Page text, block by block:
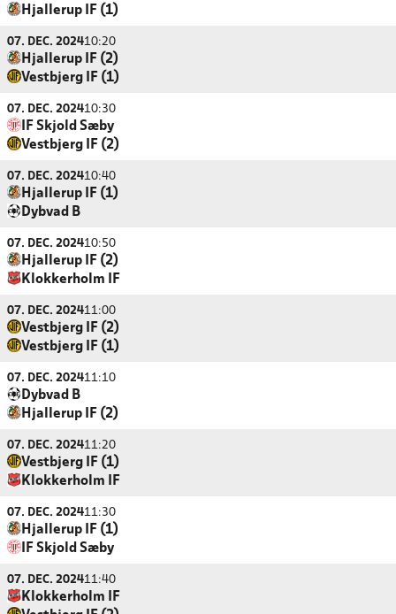
Hjallerup IF (1)
07. DEC. 202410:20
Hjallerup IF (2)
Vestbjerg IF (1)
07. DEC. 202410:30
IF Skjold Sæby
Vestbjerg IF (2)
07. DEC. 202410:40
Hjallerup IF (1)
Dybvad B
07. DEC. 202410:50
Hjallerup IF (2)
Klokkerholm IF
07. DEC. 202411:00
Vestbjerg IF (2)
Vestbjerg IF (1)
07. DEC. 202411:10
Dybvad B
Hjallerup IF (2)
07. DEC. 202411:20
Vestbjerg IF (1)
Klokkerholm IF
07. DEC. 202411:30
Hjallerup IF (1)
IF Skjold Sæby
07. DEC. 202411:40
Klokkerholm IF